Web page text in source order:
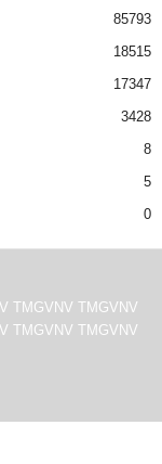
85793
18515
17347
3428
8
5
0
TMGVNV TMGVNV
TMGVNV TMGVNV